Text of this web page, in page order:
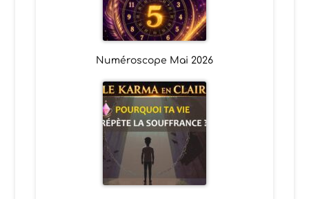
Numéroscope Mai 2026